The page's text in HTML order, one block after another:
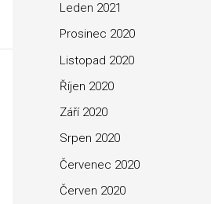
Leden 2021
Prosinec 2020
Listopad 2020
Říjen 2020
Září 2020
Srpen 2020
Červenec 2020
Červen 2020